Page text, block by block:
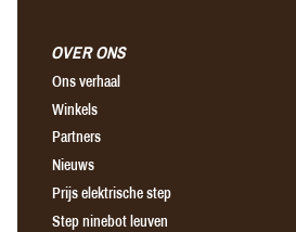
OVER ONS
Ons verhaal
Winkels
Partners
Nieuws
Prijs elektrische step
Step ninebot leuven